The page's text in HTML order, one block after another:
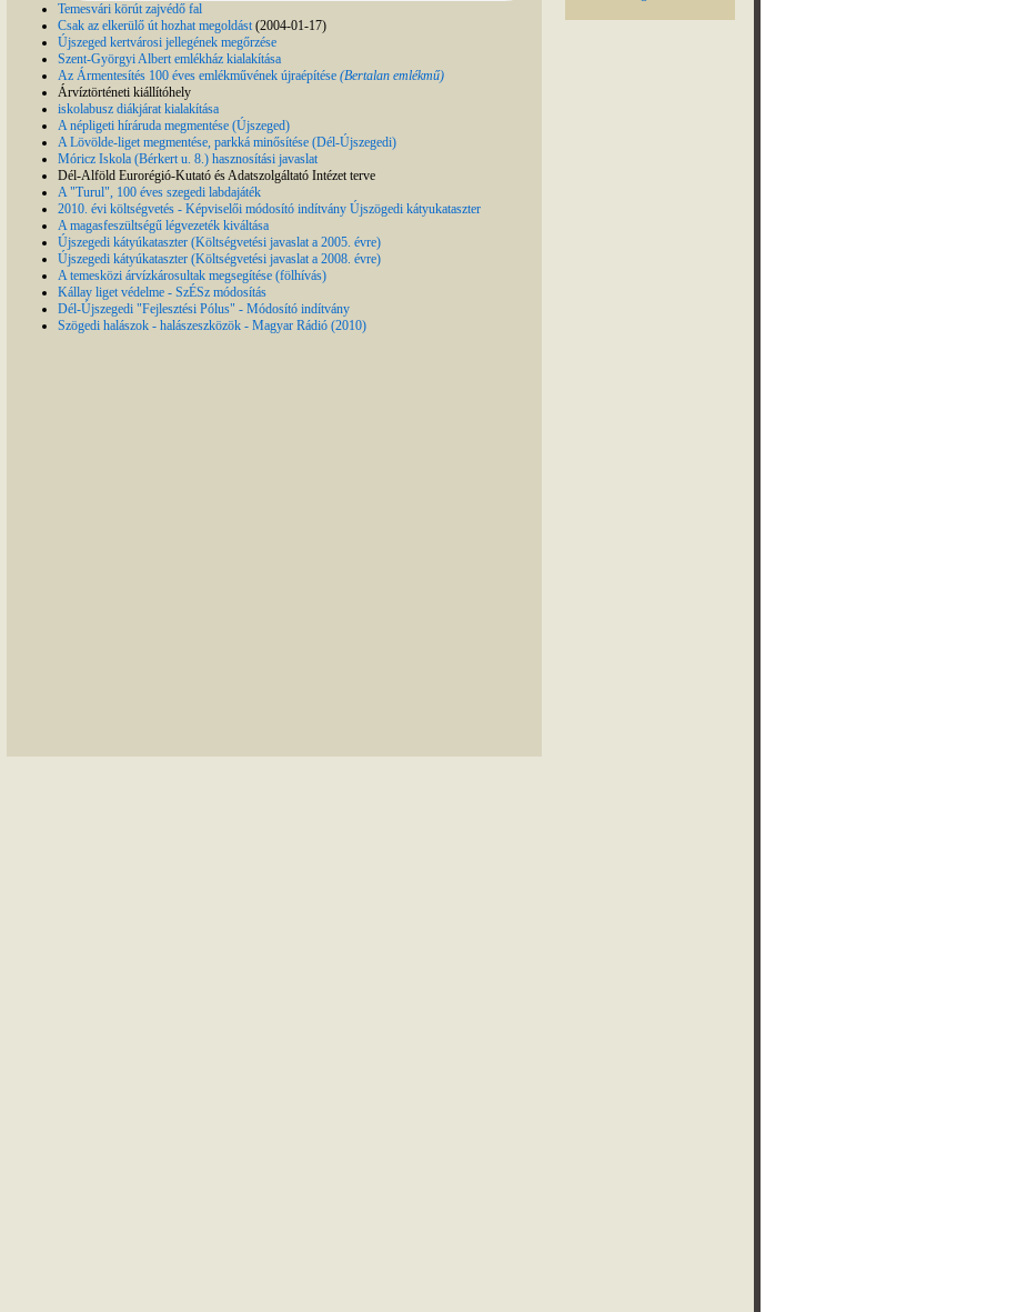
Temesvári körút zajvédő fal
Csak az elkerülő út hozhat megoldást(2004-01-17)
Újszeged kertvárosi jellegének megőrzése
Szent-Györgyi Albert emlékház kialakítása
Az Ármentesítés 100 éves emlékművének újraépítése (Bertalan emlékmű)
Árvíztörténeti kiállítóhely
iskolabusz diákjárat kialakítása
A népligeti híráruda megmentése (Újszeged)
A Lövölde-liget megmentése, parkká minősítése (Dél-Újszegedi)
Móricz Iskola (Bérkert u. 8.) hasznosítási javaslat
Dél-Alföld Eurorégió-Kutató és Adatszolgáltató Intézet terve
A "Turul", 100 éves szegedi labdajáték
2010. évi költségvetés - Képviselői módosító indítvány Újszögedi kátyukataszter
A magasfeszültségű légvezeték kiváltása
Újszegedi kátyúkataszter (Költségvetési javaslat a 2005. évre)
Újszegedi kátyúkataszter (Költségvetési javaslat a 2008. évre)
A temesközi árvízkárosultak megsegítése (fölhívás)
Kállay liget védelme - SzÉSz módosítás
Dél-Újszegedi "Fejlesztési Pólus" - Módosító indítvány
Szögedi halászok - halászeszközök - Magyar Rádió (2010)